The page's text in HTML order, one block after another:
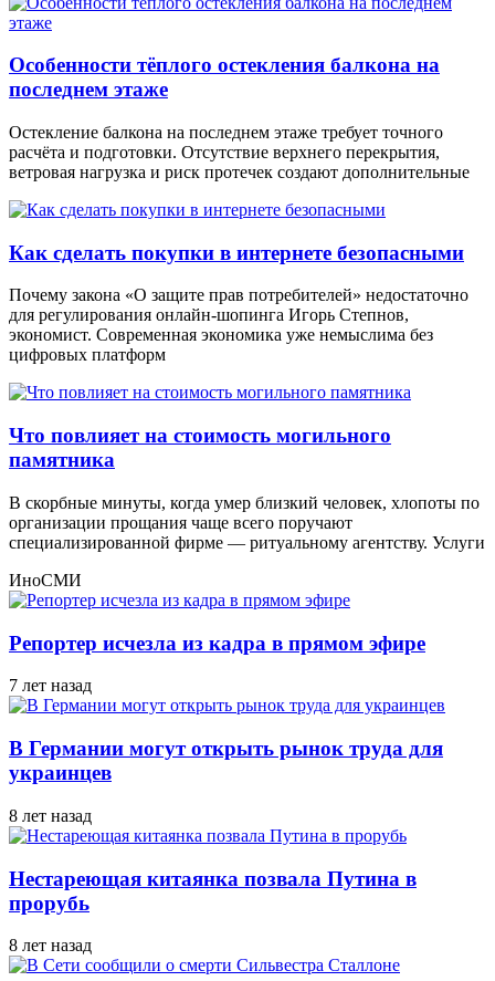
Особенности тёплого остекления балкона на
последнем этаже
Остекление балкона на последнем этаже требует точного
расчёта и подготовки. Отсутствие верхнего перекрытия,
ветровая нагрузка и риск протечек создают дополнительные
Как сделать покупки в интернете безопасными
Почему закона «О защите прав потребителей» недостаточно
для регулирования онлайн-шопинга Игорь Степнов,
экономист. Современная экономика уже немыслима без
цифровых платформ
Что повлияет на стоимость могильного
памятника
В скорбные минуты, когда умер близкий человек, хлопоты по
организации прощания чаще всего поручают
специализированной фирме — ритуальному агентству. Услуги
ИноСМИ
Репортер исчезла из кадра в прямом эфире
7 лет назад
В Германии могут открыть рынок труда для
украинцев
8 лет назад
Нестареющая китаянка позвала Путина в
прорубь
8 лет назад